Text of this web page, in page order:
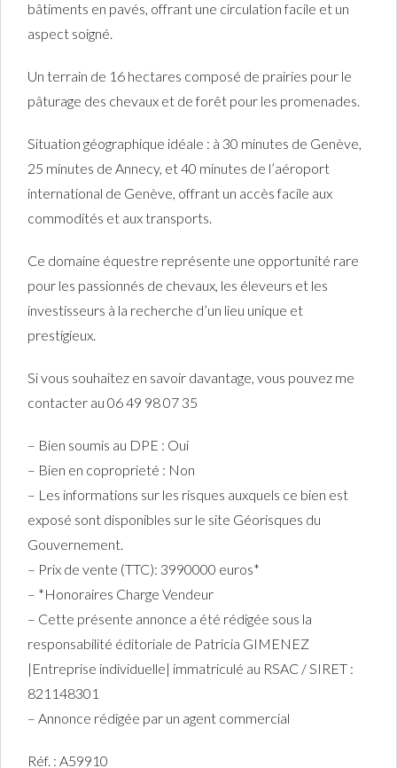
bâtiments en pavés, offrant une circulation facile et un
aspect soigné.
Un terrain de 16 hectares composé de prairies pour le
pâturage des chevaux et de forêt pour les promenades.
Situation géographique idéale : à 30 minutes de Genève,
25 minutes de Annecy, et 40 minutes de l’aéroport
international de Genève, offrant un accès facile aux
commodités et aux transports.
Ce domaine équestre représente une opportunité rare
pour les passionnés de chevaux, les éleveurs et les
investisseurs à la recherche d’un lieu unique et
prestigieux.
Si vous souhaitez en savoir davantage, vous pouvez me
contacter au 06 49 98 07 35
– Bien soumis au DPE : Oui
– Bien en coproprieté : Non
– Les informations sur les risques auxquels ce bien est
exposé sont disponibles sur le site Géorisques du
Gouvernement.
– Prix de vente (TTC): 3990000 euros*
– *Honoraires Charge Vendeur
– Cette présente annonce a été rédigée sous la
responsabilité éditoriale de Patricia GIMENEZ
|Entreprise individuelle| immatriculé au RSAC / SIRET :
821148301
– Annonce rédigée par un agent commercial
Réf. : A59910